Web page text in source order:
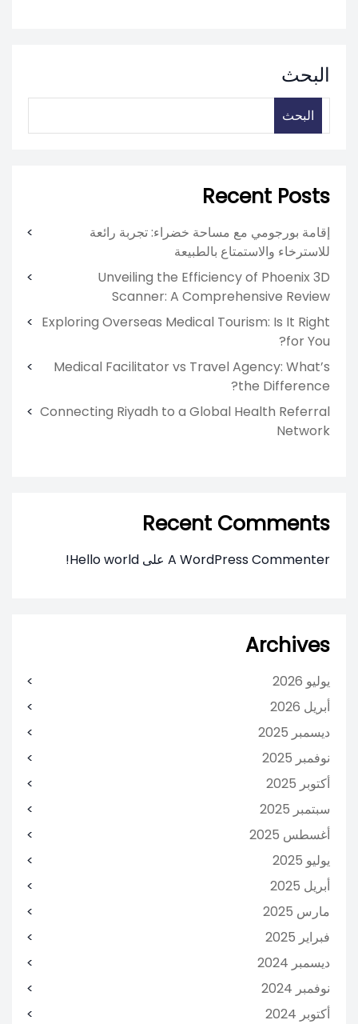
البحث
البحث
Recent Posts
إقامة بورجومي مع مساحة خضراء: تجربة رائعة
للاسترخاء والاستمتاع بالطبيعة
Unveiling the Efficiency of Phoenix 3D
Scanner: A Comprehensive Review
Exploring Overseas Medical Tourism: Is It Right
for You?
Medical Facilitator vs Travel Agency: What’s
the Difference?
Connecting Riyadh to a Global Health Referral
Network
Recent Comments
A WordPress Commenter على Hello world!
Archives
يوليو 2026
أبريل 2026
ديسمبر 2025
نوفمبر 2025
أكتوبر 2025
سبتمبر 2025
أغسطس 2025
يوليو 2025
أبريل 2025
مارس 2025
فبراير 2025
ديسمبر 2024
نوفمبر 2024
أكتوبر 2024